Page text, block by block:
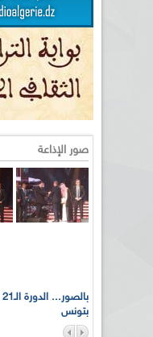
صور الإذاعة
بتونس